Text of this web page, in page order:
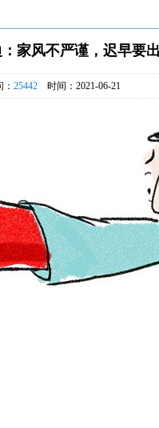
家风不严谨，迟早要
25442 时间：2021-06-21